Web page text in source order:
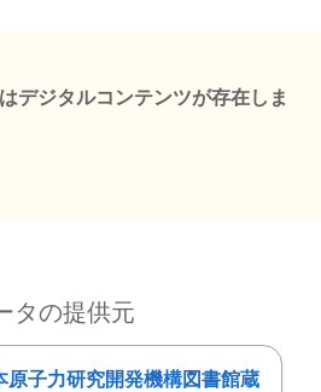
デジタルコンテンツが存在しま
タの提供元
原子力研究開発機構図書館蔵